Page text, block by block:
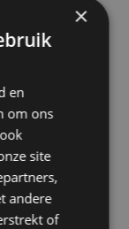
×
en
om ons
site
andere
of